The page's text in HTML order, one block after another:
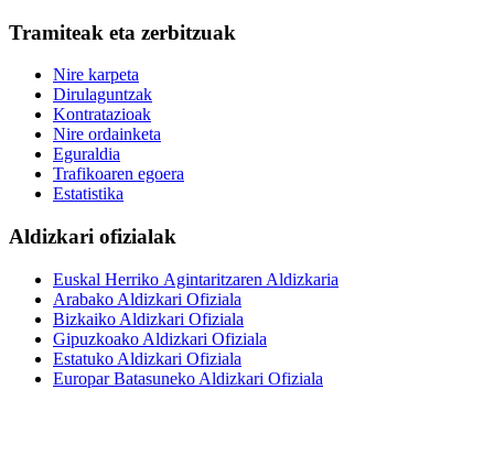
Tramiteak eta zerbitzuak
Nire karpeta
Dirulaguntzak
Kontratazioak
Nire ordainketa
Eguraldia
Trafikoaren egoera
Estatistika
Aldizkari ofizialak
Euskal Herriko Agintaritzaren Aldizkaria
Arabako Aldizkari Ofiziala
Bizkaiko Aldizkari Ofiziala
Gipuzkoako Aldizkari Ofiziala
Estatuko Aldizkari Ofiziala
Europar Batasuneko Aldizkari Ofiziala